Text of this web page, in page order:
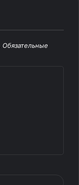
Обязательные